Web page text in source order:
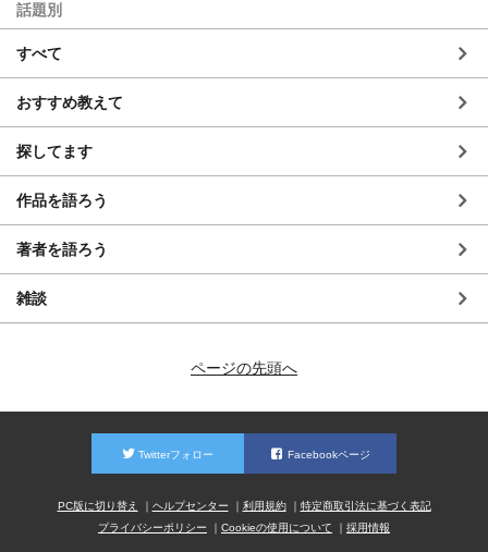
話題別
すべて
おすすめ教えて
探してます
作品を語ろう
著者を語ろう
雑談
ページの先頭へ
Twitterフォロー Facebookページ
PC版に切り替え ヘルプセンター 利用規約
特定商取引法に基づく表記
プライバシーポリシー
Cookieの使用について 採用情報